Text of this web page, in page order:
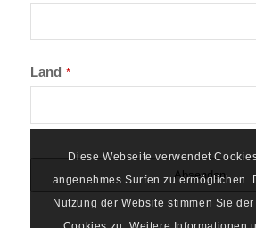
Land *
Absenden
Diese Webseite verwendet
angenehmes Surfen zu ermöglichen.
Nutzung der Website stimmen Sie